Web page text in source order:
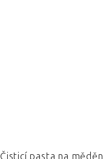
Čisticí pasta na